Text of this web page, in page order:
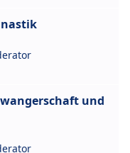
und